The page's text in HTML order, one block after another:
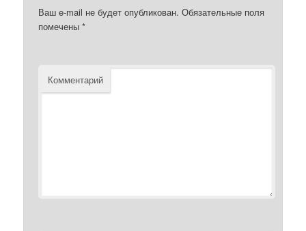
Ваш e-mail не будет опубликован. Обязательные поля
помечены*
Комментарий